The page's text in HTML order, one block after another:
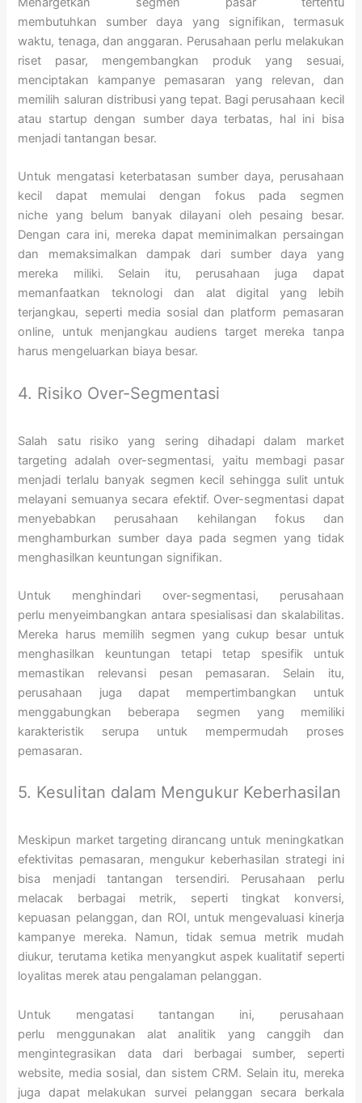
membutuhkan sumber daya yang signifikan, termasuk
waktu, tenaga, dan anggaran. Perusahaan perlu melakukan
riset pasar, mengembangkan produk yang sesuai,
menciptakan kampanye pemasaran yang relevan, dan
memilih saluran distribusi yang tepat. Bagi perusahaan kecil
atau startup dengan sumber daya terbatas, hal ini bisa
menjadi tantangan besar.
Untuk mengatasi keterbatasan sumber daya, perusahaan
kecil dapat memulai dengan fokus pada segmen
niche yang belum banyak dilayani oleh pesaing besar.
Dengan cara ini, mereka dapat meminimalkan persaingan
dan memaksimalkan dampak dari sumber daya yang
mereka miliki. Selain itu, perusahaan juga dapat
memanfaatkan teknologi dan alat digital yang lebih
terjangkau, seperti media sosial dan platform pemasaran
online, untuk menjangkau audiens target mereka tanpa
harus mengeluarkan biaya besar.
4. Risiko Over-Segmentasi
Salah satu risiko yang sering dihadapi dalam market
targeting adalah over-segmentasi, yaitu membagi pasar
menjadi terlalu banyak segmen kecil sehingga sulit untuk
melayani semuanya secara efektif. Over-segmentasi dapat
menyebabkan perusahaan kehilangan fokus dan
menghamburkan sumber daya pada segmen yang tidak
menghasilkan keuntungan signifikan.
Untuk menghindari over-segmentasi, perusahaan
perlu menyeimbangkan antara spesialisasi dan skalabilitas.
Mereka harus memilih segmen yang cukup besar untuk
menghasilkan keuntungan tetapi tetap spesifik untuk
memastikan relevansi pesan pemasaran. Selain itu,
perusahaan juga dapat mempertimbangkan untuk
menggabungkan beberapa segmen yang memiliki
karakteristik serupa untuk mempermudah proses
pemasaran.
5. Kesulitan dalam Mengukur Keberhasilan
Meskipun market targeting dirancang untuk meningkatkan
efektivitas pemasaran, mengukur keberhasilan strategi ini
bisa menjadi tantangan tersendiri. Perusahaan perlu
melacak berbagai metrik, seperti tingkat konversi,
kepuasan pelanggan, dan ROI, untuk mengevaluasi kinerja
kampanye mereka. Namun, tidak semua metrik mudah
diukur, terutama ketika menyangkut aspek kualitatif seperti
loyalitas merek atau pengalaman pelanggan.
Untuk mengatasi tantangan ini, perusahaan
perlu menggunakan alat analitik yang canggih dan
mengintegrasikan data dari berbagai sumber, seperti
website, media sosial, dan sistem CRM. Selain itu, mereka
juga dapat melakukan survei pelanggan secara berkala